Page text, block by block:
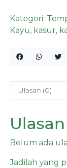
Kategori:
Kayu, kasur,
Ulasan (0)
Ulasan
Belum ada
Jadilah yang